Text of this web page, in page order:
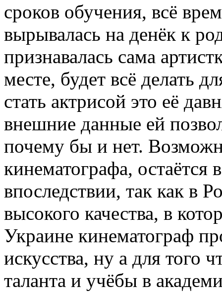
сроков обучения, всё
вырывалась на денёк к
признавалась сама
месте, будет всё делать
стать актрисой это её
внешние данные ей
почему бы и нет.
кинематографа, остаётся
впоследствии, так как в
высокого качества, в
Украине кинематограф
искусства, ну а для того
таланта и учёбы в